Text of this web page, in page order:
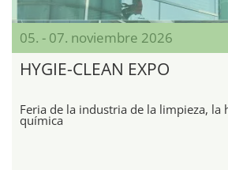
05. - 07. noviembre 2026
HYGIE-CLEAN EXPO
Feria de la industria de la limpieza, la
química